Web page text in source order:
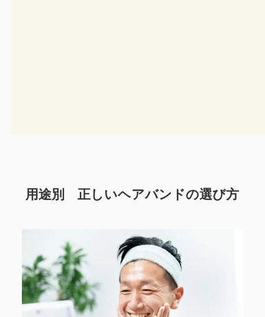
用途別 正しいヘアバンドの選び方